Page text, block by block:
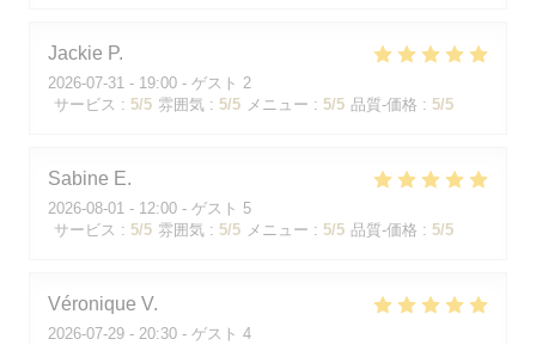
Jackie P
2026-07-31 - 19:00 - ゲスト 2
サービス : 5/5 雰囲気 : 5/5 メニュー : 5/5 品質-価格 : 5/5
Sabine E
2026-08-01 - 12:00 - ゲスト 5
サービス : 5/5 雰囲気 : 5/5 メニュー : 5/5 品質-価格 : 5/5
Véronique V
2026-07-29 - 20:30 - ゲスト 4